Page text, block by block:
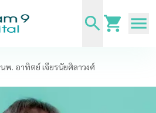
นพ. อาทิตย์ เจียรนัยศิลาวงศ์